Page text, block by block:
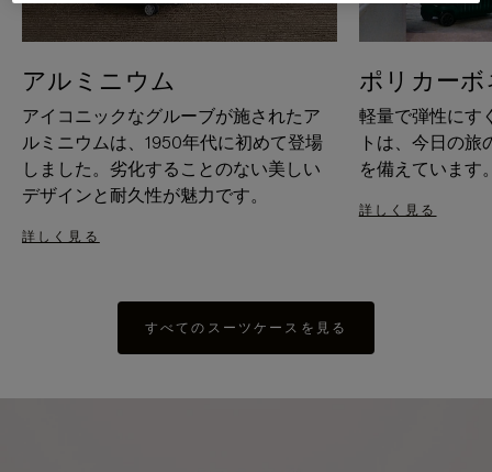
アルミニウム
アイコニックなグルーブが施されたア
ルミニウムは、1950年代に初めて登場
しました。劣化することのない美しい
デザインと耐久性が魅力です。
詳しく見る
ポリカー
軽量で弾性にす
トは、今日の
を備えています
詳しく見る
すべてのスーツケースを見る